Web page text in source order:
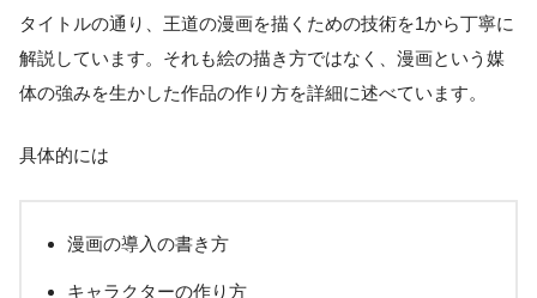
タイトルの通り、王道の漫画を描くための技術を1から丁寧に
解説しています。それも絵の描き方ではなく、漫画という媒
体の強みを生かした作品の作り方を詳細に述べています。
具体的には
漫画の導入の書き方
キャラクターの作り方